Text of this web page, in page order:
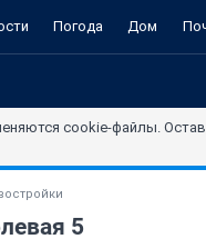
Погода Дом
cookie-файлы.
5